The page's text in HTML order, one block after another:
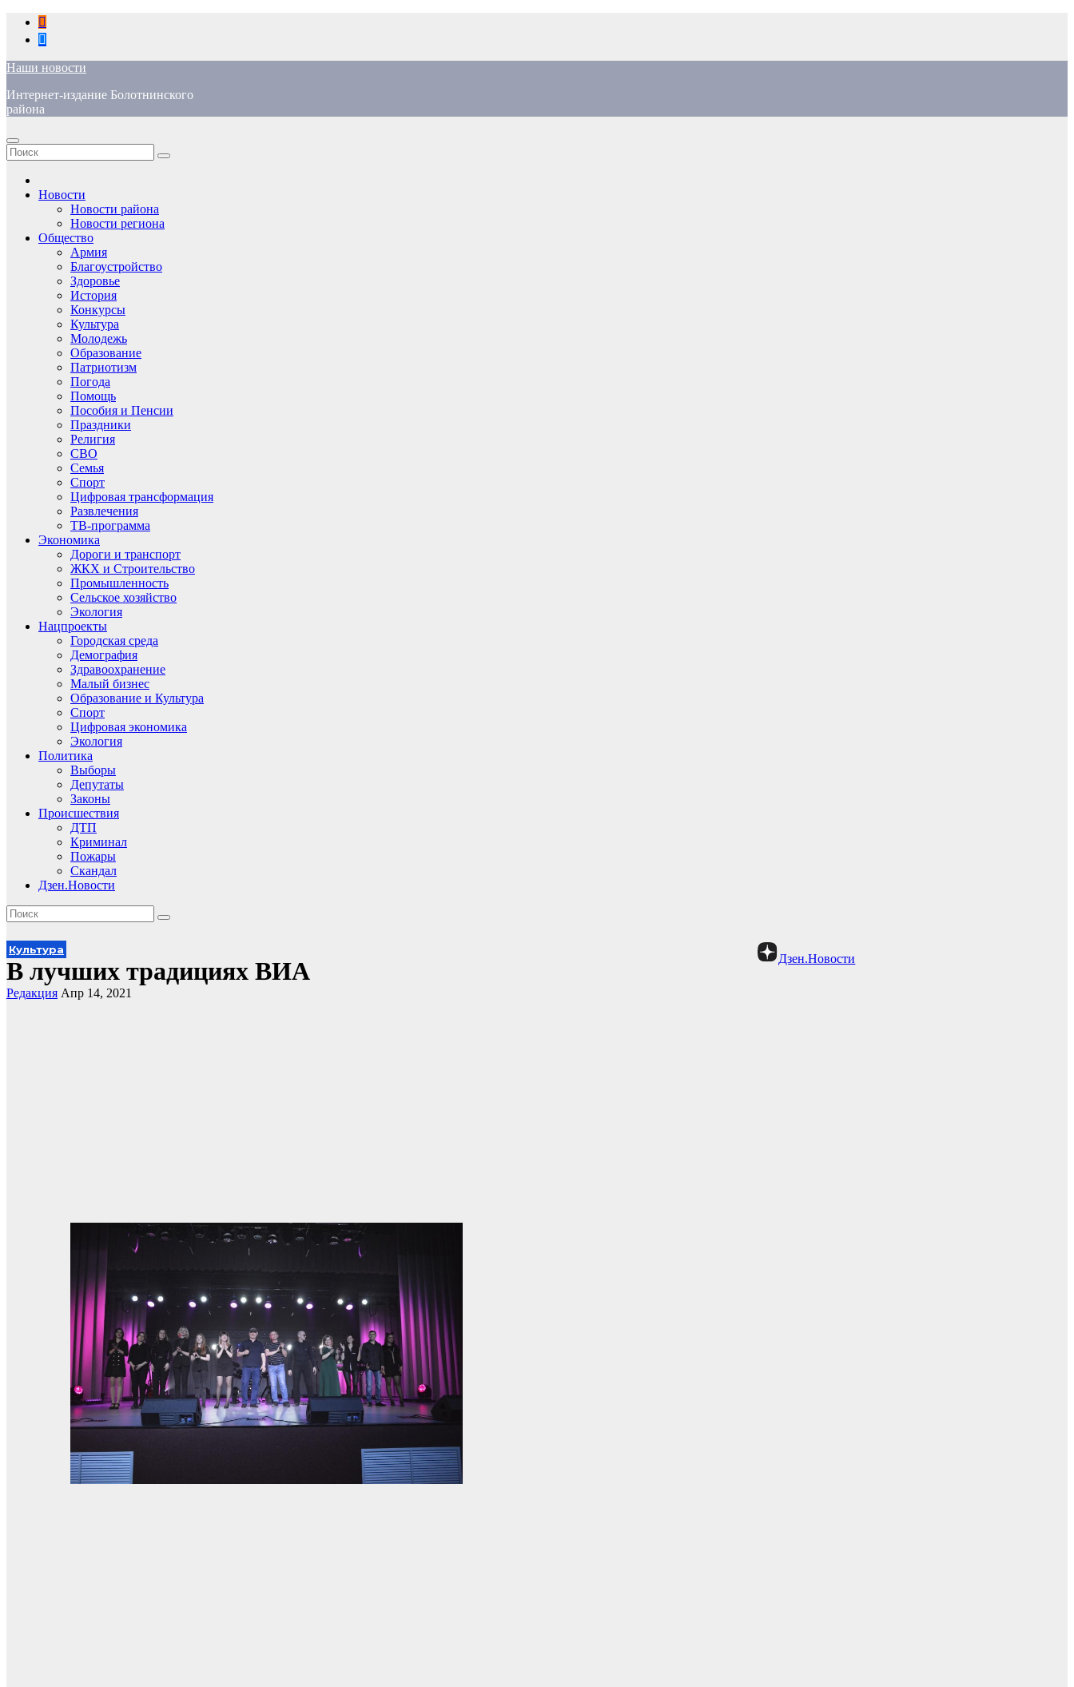
Перейти
содержимому
Наши новости
Интернет-издание Болотнинского
района
Новости
Новости района
Новости региона
Общество
Армия
Благоустройство
Здоровье
История
Конкурсы
Культура
Молодежь
Образование
Патриотизм
Погода
Помощь
Пособия и Пенсии
Праздники
Религия
СВО
Семья
Спорт
Цифровая трансформация
Развлечения
ТВ-программа
Экономика
Дороги и транспорт
ЖКХ и Строительство
Промышленность
Сельское хозяйство
Экология
Нацпроекты
Городская среда
Демография
Здравоохранение
Малый бизнес
Образование и Культура
Спорт
Цифровая экономика
Экология
Политика
Выборы
Депутаты
Законы
Происшествия
ДТП
Криминал
Пожары
Скандал
Дзен.Новости
Дзен.Новости
Культура
В лучших традициях ВИА
Редакция Апр 14, 2021